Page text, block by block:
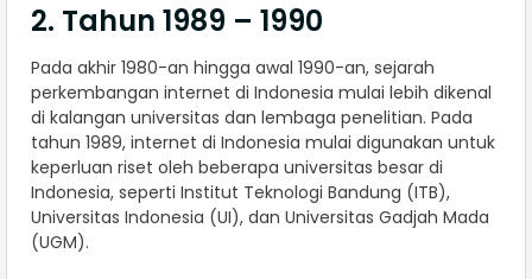
2. Tahun 1989 – 1990
Pada akhir 1980-an hingga awal 1990-an, sejarah
perkembangan internet di Indonesia mulai lebih dikenal
di kalangan universitas dan lembaga penelitian. Pada
tahun 1989, internet di Indonesia mulai digunakan untuk
keperluan riset oleh beberapa universitas besar di
Indonesia, seperti Institut Teknologi Bandung (ITB),
Universitas Indonesia (UI), dan Universitas Gadjah Mada
(UGM).